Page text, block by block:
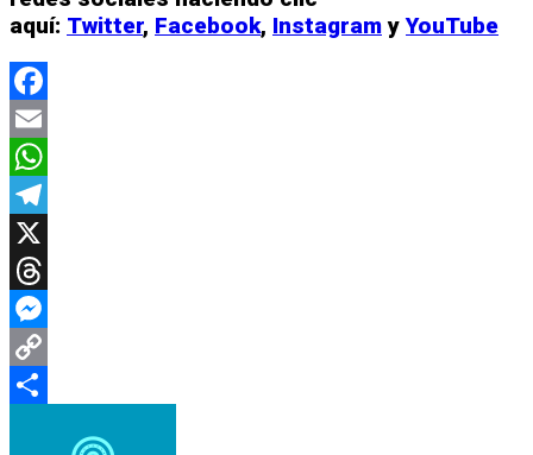
aquí: Twitter, Facebook, InstagramyYouTube
Facebook
Email
WhatsApp
Telegram
X
Threads
Messenger
Copy